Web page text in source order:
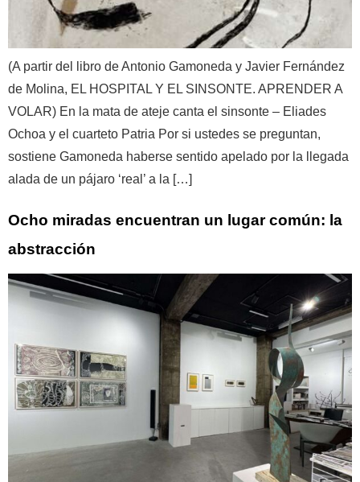
(A partir del libro de Antonio Gamoneda y Javier Fernández
de Molina, EL HOSPITAL Y EL SINSONTE. APRENDER A
VOLAR) En la mata de ateje canta el sinsonte – Eliades
Ochoa y el cuarteto Patria Por si ustedes se preguntan,
sostiene Gamoneda haberse sentido apelado por la llegada
alada de un pájaro ‘real’ a la […]
Ocho miradas encuentran un lugar común: la
abstracción